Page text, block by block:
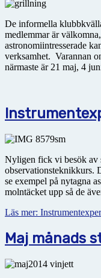
De informella
medlemmar är
astronomiintresserade
verksamhet. Varannan
närmaste är 21 maj, 4
Nyligen fick vi besök av
observationsteknikkurs.
se exempel på nytagna
molntäcket upp så de
Läs mer:
Maj månads